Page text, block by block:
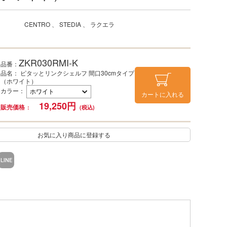
CENTRO STEDIA ラクエラ
品番： ZKR030RMI-K
品名： ピタッとリンクシェルフ 間口30cmタイプ
（ホワイト）
カラー ：
販売価格
19,250円
カートに入れる
お気に入り商品に登録する
LINE